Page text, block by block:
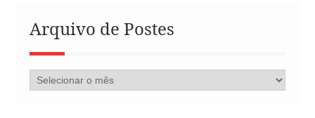
Arquivo de Postes
Arquivo
de